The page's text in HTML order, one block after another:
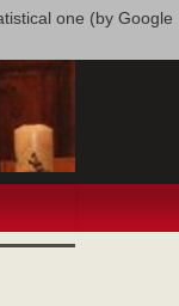
one (by Google